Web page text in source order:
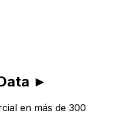
►
en más de 300